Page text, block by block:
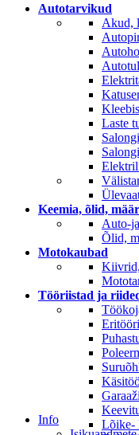
Autotarvikud
Akud,
Laste
Keemia, õlid,
Auto-
Õlid,
Motokaubad
Tööriistad ja
Lõike-
Info